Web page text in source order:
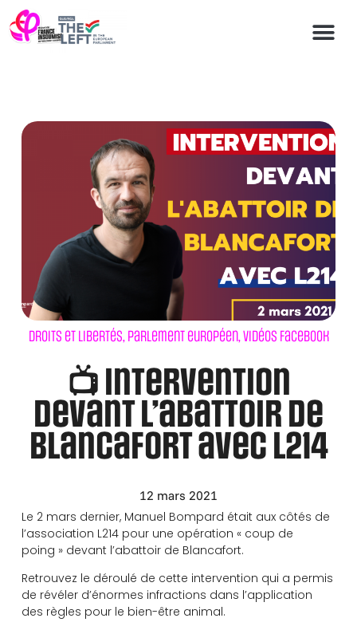
Droits et libertés,Parlement européen,Vidéos Facebook
📺 Intervention
devant l’abattoir de
Blancafort avec L214
12 mars 2021
Le 2 mars dernier, Manuel Bompard était aux côtés de
l’association L214 pour une opération « coup de
poing » devant l’abattoir de Blancafort.
Retrouvez le déroulé de cette intervention qui a permis
de révéler d’énormes infractions dans l’application
des règles pour le bien-être animal.